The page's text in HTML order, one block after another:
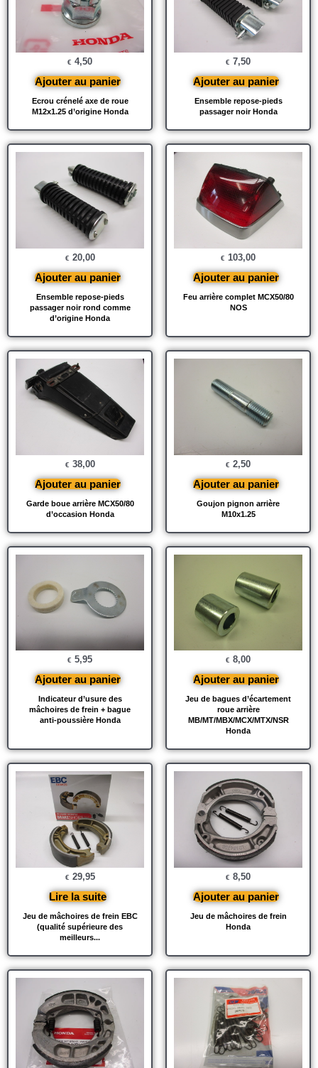
Ecrou crénelé axe de roue
M12x1.25 d’origine Honda
€ 4,50
Ajouter au panier
Ensemble repose-pieds
passager noir Honda
€ 7,50
Ajouter au panier
Ensemble repose-pieds
passager noir rond comme
d’origine Honda
€ 20,00
Ajouter au panier
Feu arrière complet MCX50/80
NOS
€ 103,00
Ajouter au panier
Garde boue arrière MCX50/80
d’occasion Honda
€ 38,00
Ajouter au panier
Goujon pignon arrière
M10x1.25
€ 2,50
Ajouter au panier
Indicateur d’usure des
mâchoires de frein + bague
anti-poussière Honda
€ 5,95
Ajouter au panier
Jeu de bagues d’écartement
roue arrière
MB/MT/MBX/MCX/MTX/NSR
Honda
€ 8,00
Ajouter au panier
Jeu de mâchoires de frein EBC
(qualité supérieure des
meilleurs...
€ 29,95
Lire la suite
Jeu de mâchoires de frein
Honda
€ 8,50
Ajouter au panier